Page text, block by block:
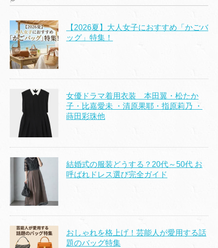
【2026夏】大人女子におすすめ「かごバ
ッグ」特集！
女優ドラマ着用衣装 本田翼・松たか
子・比嘉愛未 ・清原果耶・指原莉乃 ・
蒔田彩珠他
結婚式の服装どうする？20代～50代 お
呼ばれドレス選び完全ガイド
おしゃれを格上げ！芸能人が愛用する話
題のバッグ特集